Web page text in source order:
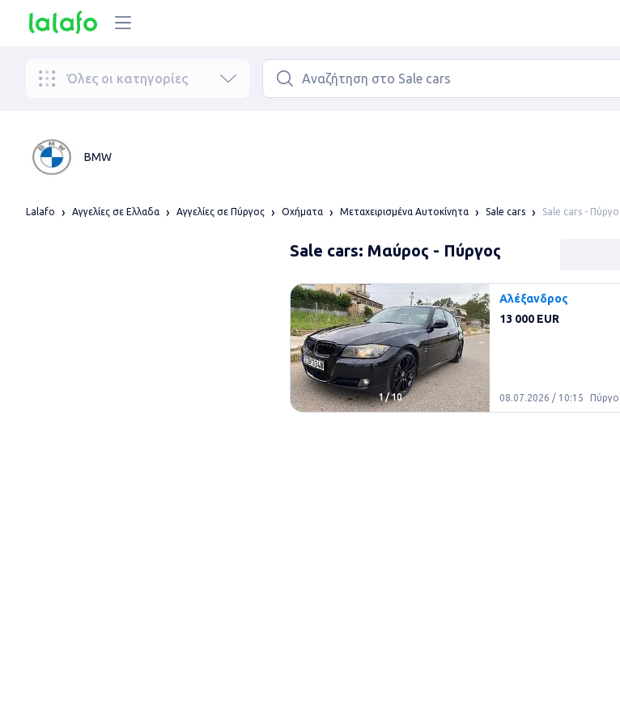
Όλες οι κατηγορίες
BMW
Lalafo Αγγελίες σε Ελλαδα Αγγελίες σε Πύργος Οχήματα Μεταχειρισμένα Αυτοκίνητα Sale cars Sale cars -
Sale cars: Μαύρος - Πύργος
1/10
Αλέξανδρος
13 000 EUR
08.07.2026 / 10:15